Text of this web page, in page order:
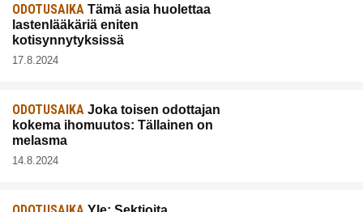
ODOTUSAIKA Tämä asia huolettaa
lastenlääkäriä eniten
kotisynnytyksissä
17.8.2024
ODOTUSAIKA Joka toisen odottajan
kokema ihomuutos: Tällainen on
melasma
14.8.2024